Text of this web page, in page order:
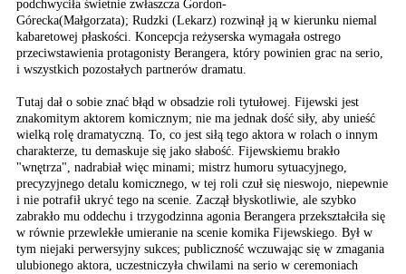
podchwyciła świetnie zwłaszcza Gordon-
Górecka(Małgorzata); Rudzki (Lekarz) rozwinął ją w kierunku niemal
kabaretowej płaskości. Koncepcja reżyserska wymagała ostrego
przeciwstawienia protagonisty Berangera, który powinien grac na serio,
i wszystkich pozostałych partnerów dramatu.
Tutaj dał o sobie znać błąd w obsadzie roli tytułowej. Fijewski jest
znakomitym aktorem komicznym; nie ma jednak dość siły, aby unieść
wielką rolę dramatyczną. To, co jest siłą tego aktora w rolach o innym
charakterze, tu demaskuje się jako słabość. Fijewskiemu brakło
"wnętrza", nadrabiał więc minami; mistrz humoru sytuacyjnego,
precyzyjnego detalu komicznego, w tej roli czuł się nieswojo, niepewnie
i nie potrafił ukryć tego na scenie. Zaczął błyskotliwie, ale szybko
zabrakło mu oddechu i trzygodzinna agonia Berangera przekształciła się
w równie przewlekłe umieranie na scenie komika Fijewskiego. Był w
tym niejaki perwersyjny sukces; publiczność wczuwając się w zmagania
ulubionego aktora, uczestniczyła chwilami na serio w ceremoniach